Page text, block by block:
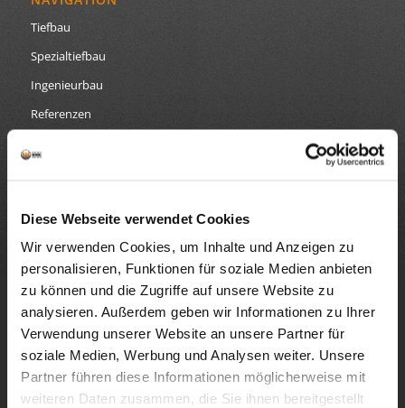
Diese Webseite verwendet Cookies
Wir verwenden Cookies, um Inhalte und Anzeigen zu
personalisieren, Funktionen für soziale Medien anbieten
zu können und die Zugriffe auf unsere Website zu
analysieren. Außerdem geben wir Informationen zu Ihrer
Verwendung unserer Website an unsere Partner für
soziale Medien, Werbung und Analysen weiter. Unsere
Partner führen diese Informationen möglicherweise mit
weiteren Daten zusammen, die Sie ihnen bereitgestellt
Tiefbau
Spezialtiefbau
Ingenieurbau
Referenzen
GEBRÜDER WÖHRL GRUNDBAU
Wir sind Ihr Spezialist im Tiefbau, Spezialtiefbau und
Betonbau nördlich von München. Durch unsere
modernen Maschinen und Arbeitsgeräte sowie
jahrelanges Know-How und Erfahrung in der
Baubranche sind wir Ihr Ansprechpartner bei jedem
Projekt jeglicher Größenordnung.